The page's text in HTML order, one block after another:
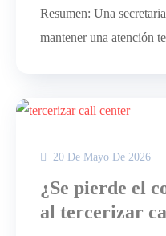
Resumen: Una
mantener una atención
20 De Mayo De 2026
¿Se pierde el
al tercerizar